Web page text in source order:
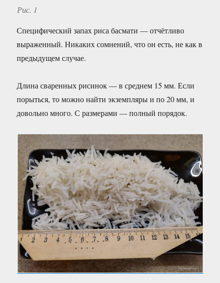
Рис. 1
Специфический запах риса басмати — отчётливо
выраженный. Никаких сомнений, что он есть, не как в
предыдущем случае.
Длина сваренных рисинок — в среднем 15 мм. Если
порыться, то можно найти экземпляры и по 20 мм, и
довольно много. С размерами — полный порядок.